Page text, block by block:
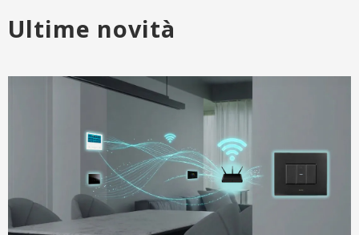
Ultime novità